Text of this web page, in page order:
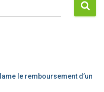
le remboursement d’un